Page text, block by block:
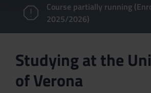
Course partially running
2025/2026)
Studying at the
of Verona